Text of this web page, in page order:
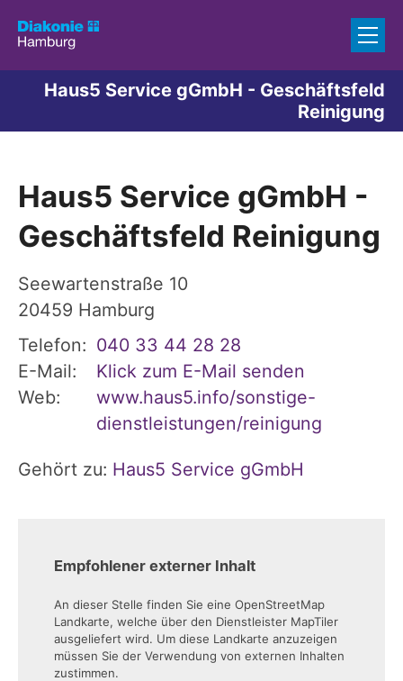
Haus5 Service gGmbH - Geschäftsfeld
Reinigung
Haus5 Service gGmbH -
Geschäftsfeld Reinigung
Seewartenstraße 10
20459 Hamburg
Telefon: 040 33 44 28 28
E-Mail:
Klick zum E-Mail senden
Web:
www.haus5.info/sonstige-
dienstleistungen/reinigung
Gehört zu: Haus5 Service gGmbH
Empfohlener externer Inhalt
An dieser Stelle finden Sie eine OpenStreetMap
Landkarte, welche über den Dienstleister MapTiler
ausgeliefert wird. Um diese Landkarte anzuzeigen
müssen Sie der Verwendung von externen Inhalten
zustimmen.